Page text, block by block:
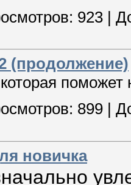
923 |
(продолжение)
899
новичка